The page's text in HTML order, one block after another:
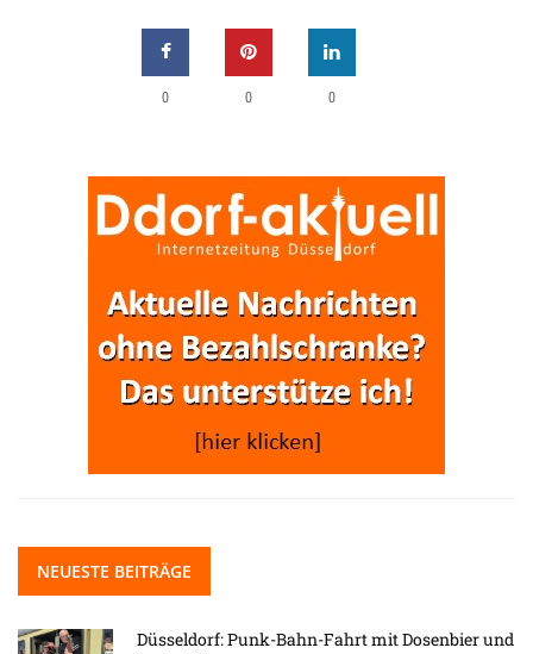
0 0 0
NEUESTE BEITRÄGE
Düsseldorf: Punk-Bahn-Fahrt mit Dosenbier und